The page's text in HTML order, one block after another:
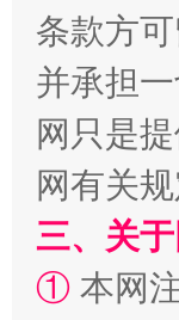
条款方
并承担
网只是
网有关
三、关
① 本网